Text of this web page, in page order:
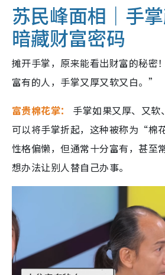
苏民峰面相｜手
暗藏财富密码
摊开手掌，原来能看出财富的秘密
富有的人，手掌又厚又软又白。”
富贵棉花掌：
手掌如果又厚、又
可以将手掌折起，这种被称为“棉
性格偏懒，但通常十分富有，甚至
想办法让别人替自己办事。